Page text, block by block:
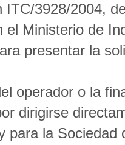
ITC/3928/2004,
el Ministerio de
presentar la
operador o la
dirigirse
para la Sociedad